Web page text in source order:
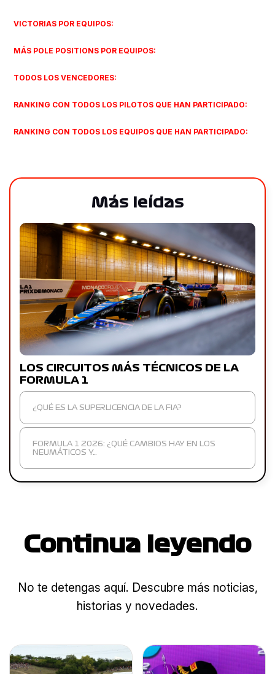
VICTORIAS POR EQUIPOS:
MÁS POLE POSITIONS POR EQUIPOS:
TODOS LOS VENCEDORES:
RANKING CON TODOS LOS PILOTOS QUE HAN PARTICIPADO:
RANKING CON TODOS LOS EQUIPOS QUE HAN PARTICIPADO:
Más leídas
LOS CIRCUITOS MÁS TÉCNICOS DE LA
FORMULA 1
¿QUÉ ES LA SUPERLICENCIA DE LA FIA?
FORMULA 1 2026: ¿QUÉ CAMBIOS HAY EN LOS
NEUMÁTICOS Y…
Continua leyendo
No te detengas aquí. Descubre más noticias,
historias y novedades.